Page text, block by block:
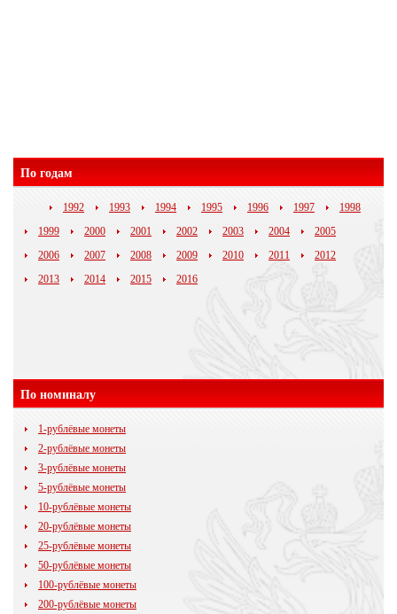
По годам
1992 1993 1994 1995 1996 1997
1998
1999
2000 2001 2002 2003 2004
2005
2006
2007 2008 2009 2010 2011
2012
2013
2014 2015 2016
По номиналу
1-рублёвые монеты
2-рублёвые монеты
3-рублёвые монеты
5-рублёвые монеты
10-рублёвые монеты
20-рублёвые монеты
25-рублёвые монеты
50-рублёвые монеты
100-рублёвые монеты
200-рублёвые монеты